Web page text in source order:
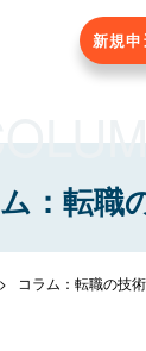
新規申
：転職
コラム：転職の技術